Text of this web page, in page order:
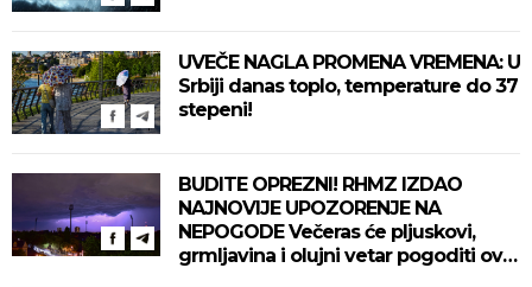
UVEČE NAGLA PROMENA VREMENA: U
Srbiji danas toplo, temperature do 37
stepeni!
BUDITE OPREZNI! RHMZ IZDAO
NAJNOVIJE UPOZORENJE NA
NEPOGODE Večeras će pljuskovi,
grmljavina i olujni vetar pogoditi ove